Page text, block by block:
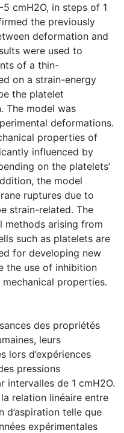
cmH2O, in steps of 1
the previously
deformation and
were used to
of a thin-
on a strain-energy
the platelet
The model was
deformations.
properties of
influenced by
on the platelets’
the model
ruptures due to
strain-related. The
methods arising from
such as platelets are
for developing new
the use of inhibition
properties.
des propriétés
leurs
lors d’expériences
pressions
intervalles de 1 cmH2O.
relation linéaire entre
d’aspiration telle que
expérimentales